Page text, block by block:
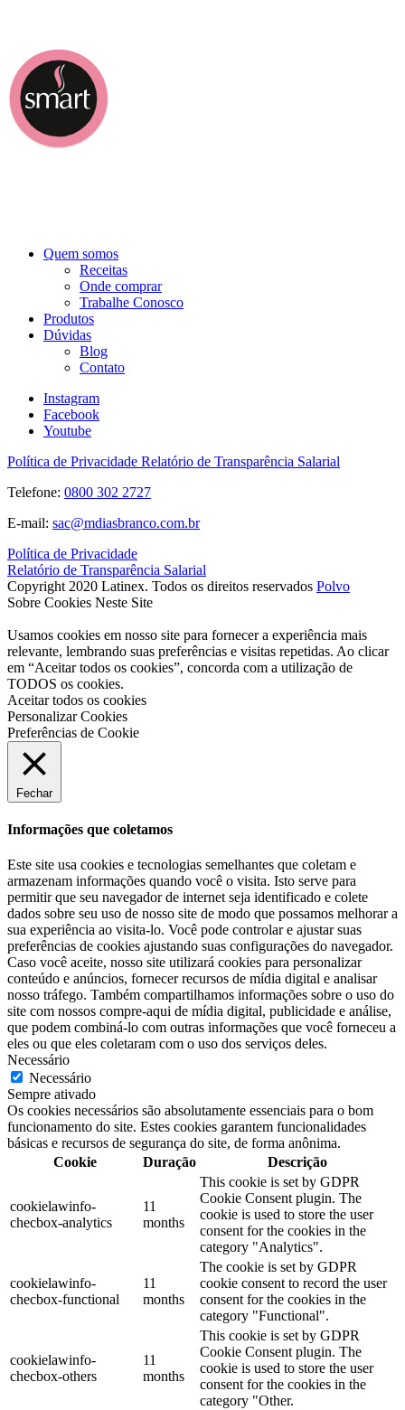
Quem somos
Receitas
Onde comprar
Trabalhe Conosco
Produtos
Dúvidas
Blog
Contato
Instagram
Facebook
Youtube
Política de Privacidade Relatório de Transparência Salarial
Telefone: 0800 302 2727
E-mail: sac@mdiasbranco.com.br
Política de Privacidade
Relatório de Transparência Salarial
Copyright 2020 Latinex. Todos os direitos reservados Polvo
Sobre Cookies Neste Site
Usamos cookies em nosso site para fornecer a experiência mais
relevante, lembrando suas preferências e visitas repetidas. Ao clicar
em “Aceitar todos os cookies”, concorda com a utilização de
TODOS os cookies.
Aceitar todos os cookies
Personalizar Cookies
Preferências de Cookie
Fechar
Informações que coletamos
Este site usa cookies e tecnologias semelhantes que coletam e
armazenam informações quando você o visita. Isto serve para
permitir que seu navegador de internet seja identificado e colete
dados sobre seu uso de nosso site de modo que possamos melhorar a
sua experiência ao visita-lo. Você pode controlar e ajustar suas
preferências de cookies ajustando suas configurações do navegador.
Caso você aceite, nosso site utilizará cookies para personalizar
conteúdo e anúncios, fornecer recursos de mídia digital e analisar
nosso tráfego. Também compartilhamos informações sobre o uso do
site com nossos compre-aqui de mídia digital, publicidade e análise,
que podem combiná-lo com outras informações que você forneceu a
eles ou que eles coletaram com o uso dos serviços deles.
Necessário
Necessário
Sempre ativado
Os cookies necessários são absolutamente essenciais para o bom
funcionamento do site. Estes cookies garantem funcionalidades
básicas e recursos de segurança do site, de forma anônima.
Cookie
Duração Descrição
cookielawinfo-
checbox-analytics
11
months
This cookie is set by GDPR
Cookie Consent plugin. The
cookie is used to store the user
consent for the cookies in the
category "Analytics".
cookielawinfo-
checbox-functional
11
months
The cookie is set by GDPR
cookie consent to record the user
consent for the cookies in the
category "Functional".
cookielawinfo-
checbox-others
11
months
This cookie is set by GDPR
Cookie Consent plugin. The
cookie is used to store the user
consent for the cookies in the
category "Other.